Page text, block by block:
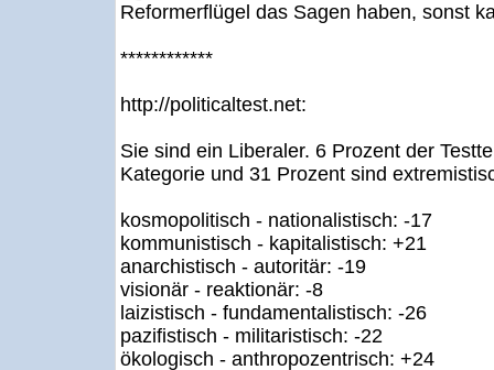
Reformerflügel das Sagen haben, sonst
************
http://politicaltest.net:
Sie sind ein Liberaler. 6 Prozent der
Kategorie und 31 Prozent sind
kosmopolitisch - nationalistisch: -17
kommunistisch - kapitalistisch: +21
anarchistisch - autoritär: -19
visionär - reaktionär: -8
laizistisch - fundamentalistisch: -26
pazifistisch - militaristisch: -22
ökologisch - anthropozentrisch: +24